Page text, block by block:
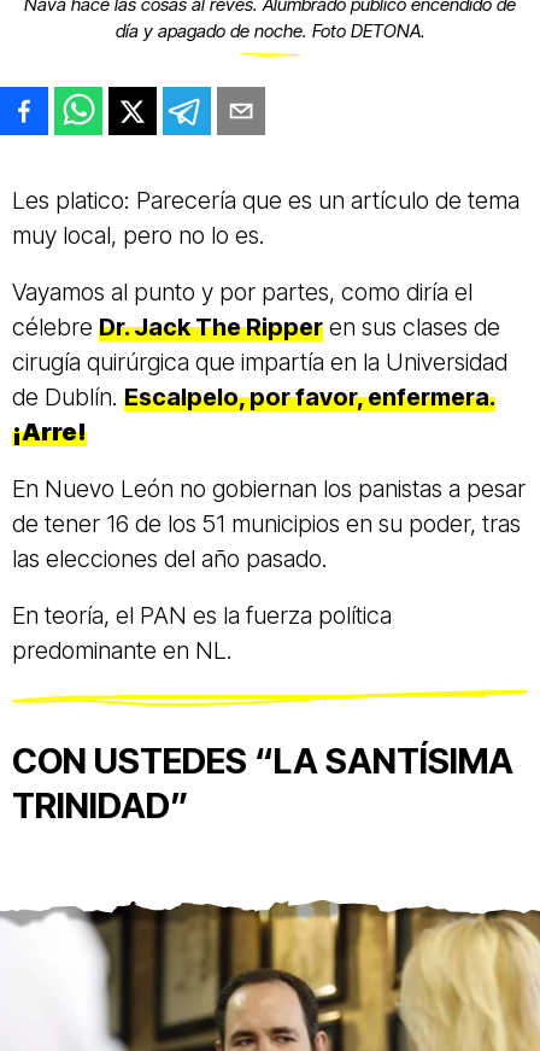
Nava hace las cosas al revés. Alumbrado público encendido de
día y apagado de noche. Foto DETONA.
Les platico: Parecería que es un artículo de tema
muy local, pero no lo es.
Vayamos al punto y por partes, como diría el
célebre Dr. Jack The Ripper en sus clases de
cirugía quirúrgica que impartía en la Universidad
de Dublín. Escalpelo, por favor, enfermera.
¡Arre!
En Nuevo León no gobiernan los panistas a pesar
de tener 16 de los 51 municipios en su poder, tras
las elecciones del año pasado.
En teoría, el PAN es la fuerza política
predominante en NL.
CON USTEDES “LA SANTÍSIMA
TRINIDAD”